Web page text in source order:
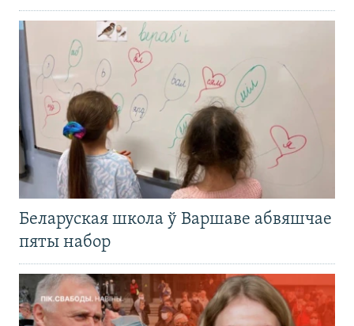
Беларуская школа ў Варшаве абвяшчае
пяты набор